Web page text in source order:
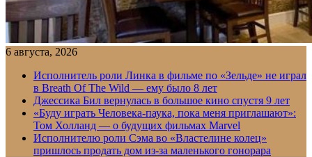
6 августа, 2026
Исполнитель роли Линка в фильме по «Зельде» не играл
в Breath Of The Wild — ему было 8 лет
Джессика Бил вернулась в большое кино спустя 9 лет
«Буду играть Человека-паука, пока меня приглашают»:
Том Холланд — о будущих фильмах Marvel
Исполнителю роли Сэма во «Властелине колец»
пришлось продать дом из-за маленького гонорара